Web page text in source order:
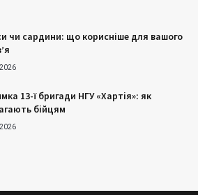
чи сардини: що корисніше для вашого
13-ї бригади НГУ «Хартія»: як
бійцям